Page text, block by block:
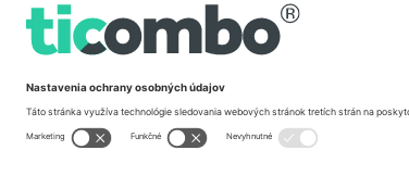
Kancelárie Ticombo